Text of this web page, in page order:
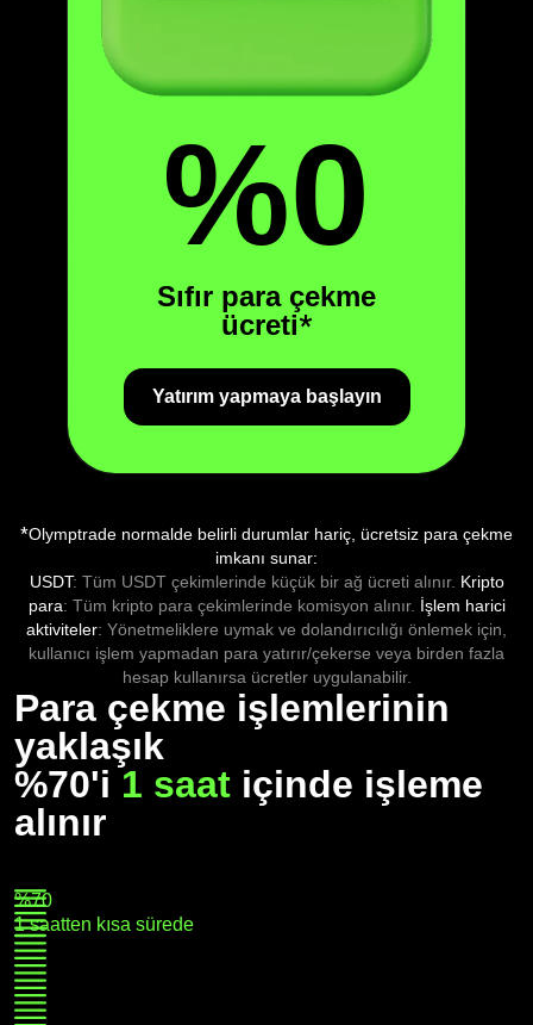
%0
Sıfır para çekme
ücreti*
Yatırım yapmaya başlayın
*Olymptrade normalde belirli durumlar hariç, ücretsiz para çekme
imkanı sunar:
USDT: Tüm USDT çekimlerinde küçük bir ağ ücreti alınır. Kripto
para: Tüm kripto para çekimlerinde komisyon alınır. İşlem harici
aktiviteler: Yönetmeliklere uymak ve dolandırıcılığı önlemek için,
kullanıcı işlem yapmadan para yatırır/çekerse veya birden fazla
hesap kullanırsa ücretler uygulanabilir.
Para çekme işlemlerinin
yaklaşık
%70'i 1 saat içinde işleme
alınır
%70
1 saatten kısa sürede